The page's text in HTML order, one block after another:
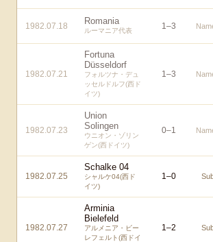
1982.07.18 Romania
ルーマニア代表 1–3
1982.07.21
Fortuna
Düsseldorf
フォルツナ・デュ
ッセルドルフ(西ド
イツ)
1–3
1982.07.23
Union
Solingen
ウニオン・ゾリン
ゲン(西ドイツ)
0–1
1982.07.25
Schalke 04
シャルケ04(西ド
イツ)
1–0
1982.07.27
Arminia
Bielefeld
アルメニア・ビー
レフェルト(西ドイ
1–2